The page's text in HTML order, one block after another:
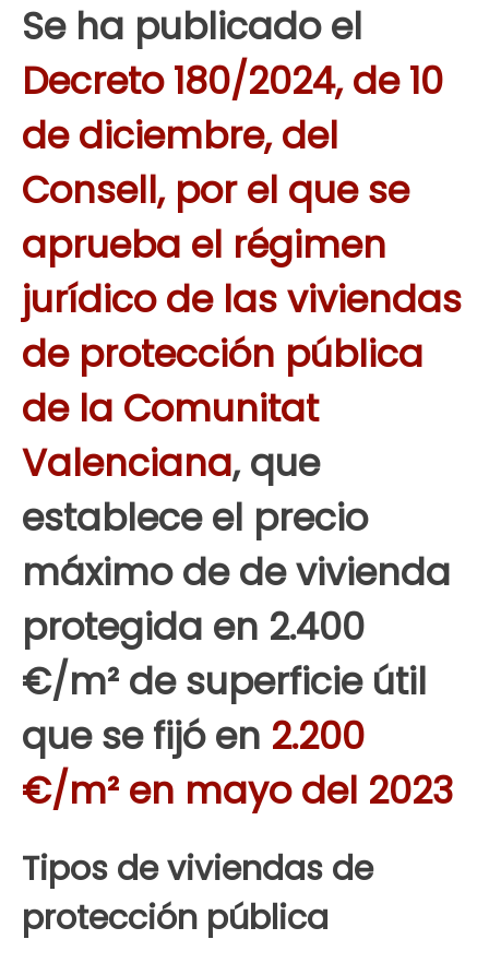
Se ha publicado el
Decreto 180/2024, de 10
de diciembre, del
Consell, por el que se
aprueba el régimen
jurídico de las viviendas
de protección pública
de la Comunitat
Valenciana, que
establece el precio
máximo de de vivienda
protegida en 2.400
€/m² de superficie útil
que se fijó en 2.200
€/m² en mayo del 2023
Tipos de viviendas de
protección pública